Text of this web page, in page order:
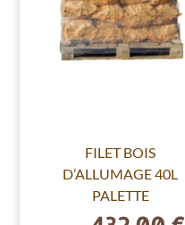
FILET BOIS
D’ALLUMAGE 40L
PALETTE